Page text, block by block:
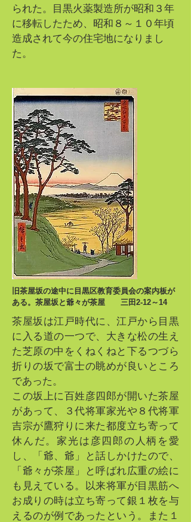
られた。目黒火薬製造所が昭和３年
に移転したため、昭和８～１０年頃
造成されて今の住宅地になりまし
た。
旧茶屋坂の途中に目黒区教育委員会の案内板が
ある。茶屋坂と爺々が茶屋 三田2-12～14
茶屋坂は江戸時代に、江戸から目黒
に入る道の一つで、大きな松の生え
た芝原の中をくねくねと下るつづら
折りの坂で富士の眺めが良いところ
であった。
この坂上に百姓彦四郎が開いた茶屋
があって、３代将軍家光や８代将軍
吉宗が鷹狩りに来た都度立ち寄って
休んだ。家光は彦四郎の人柄を愛
し、「爺、爺」と話しかけたので、
「爺々が茶屋」と呼ばれ広重の絵に
も見えている。以来将軍が目黒筋へ
お成りの時は立ち寄って銀１枚を与
えるのが例であったという。また１